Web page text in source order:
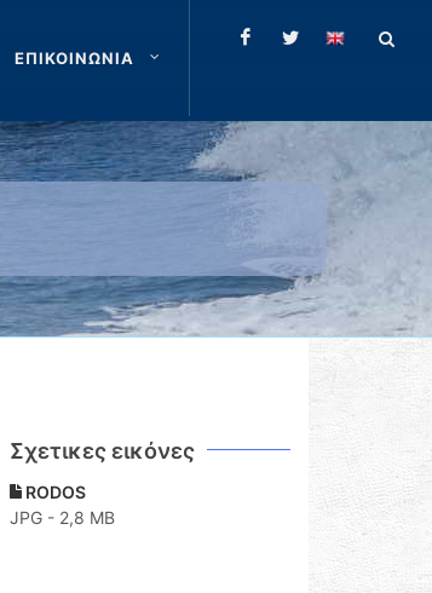
ΕΠΙΚΟΙΝΩΝΙΑ
Σχετικες εικόνες
RODOS
JPG - 2,8 MB